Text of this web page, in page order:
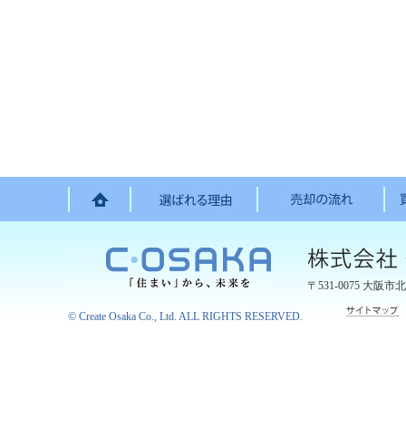
〒531-0075 大阪市
© Create Osaka Co., Ltd. ALL RIGHTS RESERVED.